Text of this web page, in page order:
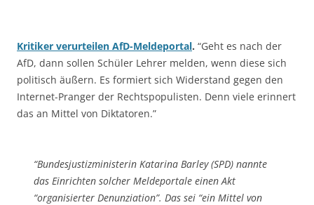
Kritiker verurteilen AfD-Meldeportal. “Geht es nach der
AfD, dann sollen Schüler Lehrer melden, wenn diese sich
politisch äußern. Es formiert sich Widerstand gegen den
Internet-Pranger der Rechtspopulisten. Denn viele erinnert
das an Mittel von Diktatoren.”
“Bundesjustizministerin Katarina Barley (SPD) nannte
das Einrichten solcher Meldeportale einen Akt
“organisierter Denunziation”. Das sei “ein Mittel von